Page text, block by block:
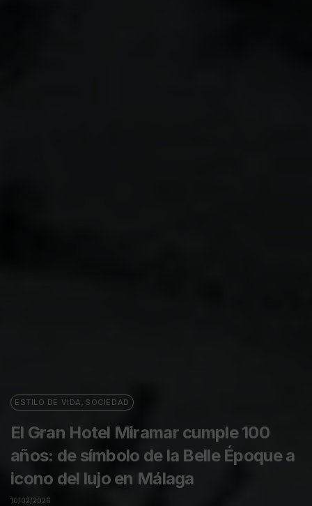
ESTILO DE VIDA , SOCIEDAD
El Gran Hotel Miramar cumple 100
años: de símbolo de la Belle Époque a
icono del lujo en Málaga
10/02/2026